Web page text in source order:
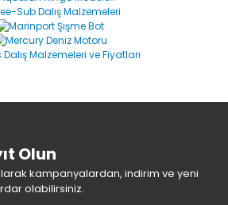
Yorum Yaz
bozuk veya görüntülenemiyor.
eksik bilgiler bulunuyor.
hatalar bulunuyor.
Olun
kampanyalardan, indirim ve yeni
olabilirsiniz.